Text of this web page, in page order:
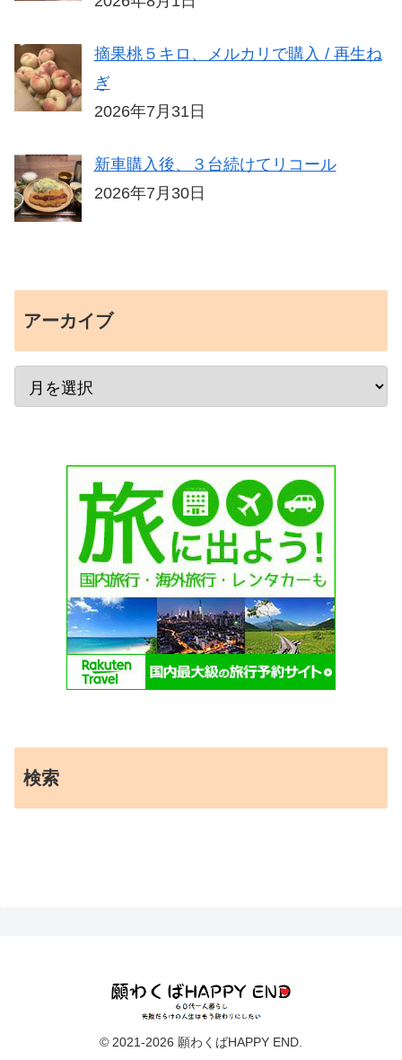
摘果桃５キロ、メルカリで購入 / 再生ね
ぎ
2026年7月31日
新車購入後、３台続けてリコール
2026年7月30日
アーカイブ
検索
© 2021-2026 願わくばHAPPY END.